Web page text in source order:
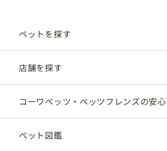
ペットを探す
店舗を探す
コーワペッツ・ペッツフレンズの安心
ペット図鑑